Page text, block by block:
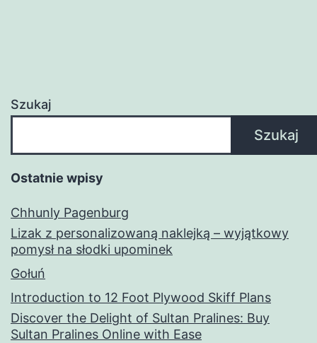
Szukaj
Szukaj
Ostatnie wpisy
Chhunly Pagenburg
Lizak z personalizowaną naklejką – wyjątkowy
pomysł na słodki upominek
Gołuń
Introduction to 12 Foot Plywood Skiff Plans
Discover the Delight of Sultan Pralines: Buy
Sultan Pralines Online with Ease